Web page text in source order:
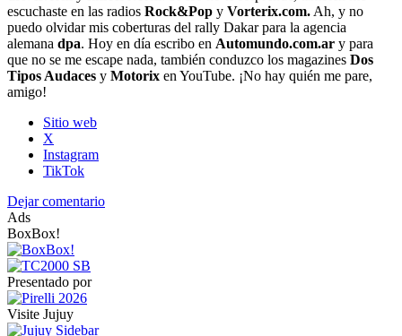
escuchaste en las radios Rock&Pop y Vorterix.com. Ah, y no
puedo olvidar mis coberturas del rally Dakar para la agencia
alemana dpa. Hoy en día escribo en Automundo.com.ar y para
que no se me escape nada, también conduzco los magazines Dos
Tipos Audaces y Motorix en YouTube. ¡No hay quién me pare,
amigo!
Sitio web
X
Instagram
TikTok
Dejar comentario
Ads
BoxBox!
Presentado por
Visite Jujuy